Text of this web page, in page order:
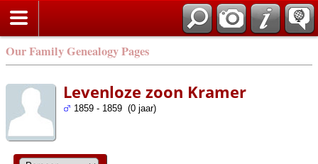
Our Family Genealogy Pages
Levenloze zoon Kramer
1859 - 1859 (0 jaar)